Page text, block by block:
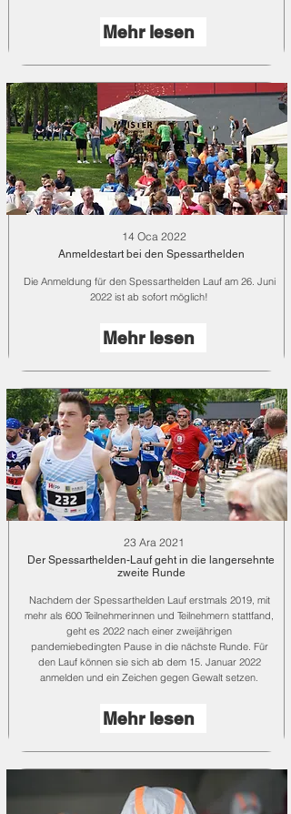
Mehr lesen
14 Oca 2022
Anmeldestart bei den Spessarthelden
Die Anmeldung für den Spessarthelden Lauf am 26. Juni
2022 ist ab sofort möglich!
Mehr lesen
23 Ara 2021
Der Spessarthelden-Lauf geht in die langersehnte
zweite Runde
Nachdem der Spessarthelden Lauf erstmals 2019, mit
mehr als 600 Teilnehmerinnen und Teilnehmern stattfand,
geht es 2022 nach einer zweijährigen
pandemiebedingten Pause in die nächste Runde. Für
den Lauf können sie sich ab dem 15. Januar 2022
anmelden und ein Zeichen gegen Gewalt setzen.
Mehr lesen